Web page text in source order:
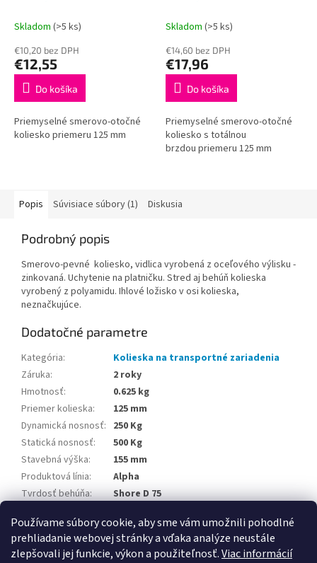
Používame súbory cookie, aby sme vám umožnili pohodlné
prehliadanie webovej stránky a vďaka analýze neustále
zlepšovali jej funkcie, výkon a použiteľnosť.Viac informácií
Skladom (>5 ks)
€10,20 bez DPH
€12,55
Do košíka
Priemyselné smerovo-otočné
koliesko priemeru 125 mm
Skladom (>5 ks)
€14,60 bez DPH
€17,96
Do košíka
Priemyselné smerovo-otočné
koliesko s totálnou
brzdou priemeru 125 mm
Popis Súvisiace súbory (1) Diskusia
Podrobný popis
Smerovo-pevné koliesko, vidlica vyrobená z oceľového výlisku -
zinkovaná. Uchytenie na platničku. Stred aj behúň kolieska
vyrobený z polyamidu. Ihlové ložisko v osi kolieska,
neznačkujúce.
Dodatočné parametre
Kategória:
Kolieska na transportné zariadenia
Záruka:
2 roky
Hmotnosť:
0.625 kg
Priemer kolieska:
125 mm
Dynamická nosnosť: 250 Kg
Statická nosnosť:
500 Kg
Stavebná výška:
155 mm
Produktová línia:
Alpha
Tvrdosť behúňa:
Shore D 75